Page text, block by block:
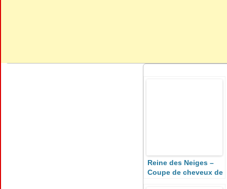
Reine des Neiges –
Coupe de cheveux de